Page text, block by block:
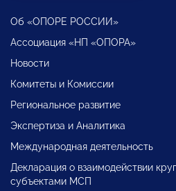
Об «ОПОРЕ РОССИИ»
Ассоциация «НП «ОПОРА»
Новости
Комитеты и Комиссии
Региональное развитие
Экспертиза и Аналитика
Международная деятельность
Декларация о взаимодействии
субъектами МСП